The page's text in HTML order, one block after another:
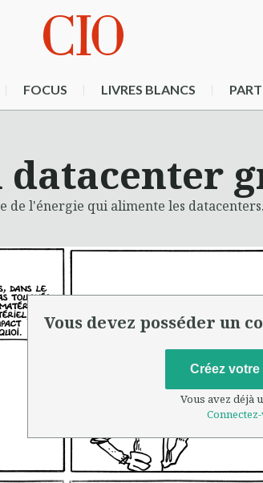
FOCUS LIVRES BLANCS
de l'énergie qui alimente les datacenters.
Vous devez posséder un
Créez
Vous avez déjà